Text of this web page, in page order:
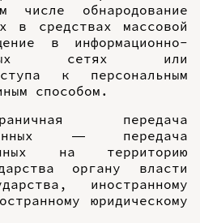
обнародование
в средствах массовой
в информационно-
сетях или
к персональным
способом.
передача
— передача
на территорию
органу власти
иностранному
юридическому